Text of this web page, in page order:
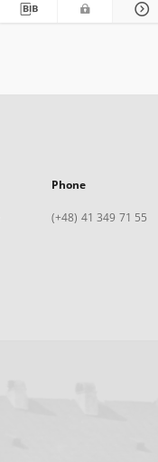
Phone
(+48) 41 349 71 55